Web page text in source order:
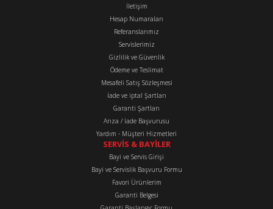
Ürün fiyatı diğer sitelerden daha pahalı.
Bu ürüne benzer farklı alternatifler olmalı.
Gönder
İletişim
Hesap Numaraları
Referanslarımız
Servislerimiz
Gizlilik ve Güvenlik
Ödeme ve Teslimat
Mesafeli Satış Sözleşmesi
İade ve iptal Şartları
Garanti Şartları
Arıza / İade Başvurusu
Yardım - Müşteri Hizmetleri
SERVİS & BAYİLER
Bayi ve Servis Girişi
Bayi ve Servislik Başvuru Formu
Favori Ürünlerim
Garanti Belgesi